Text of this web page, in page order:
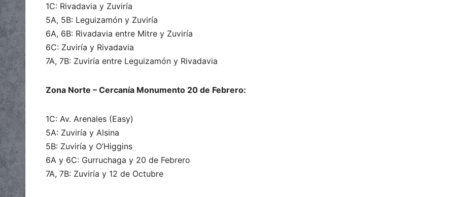
1C: Rivadavia y Zuviría
5A, 5B: Leguizamón y Zuviría
6A, 6B: Rivadavia entre Mitre y Zuviría
6C: Zuviría y Rivadavia
7A, 7B: Zuviría entre Leguizamón y Rivadavia
Zona Norte – Cercanía Monumento 20 de Febrero:
1C: Av. Arenales (Easy)
5A: Zuviría y Alsina
5B: Zuviría y O’Higgins
6A y 6C: Gurruchaga y 20 de Febrero
7A, 7B: Zuviría y 12 de Octubre